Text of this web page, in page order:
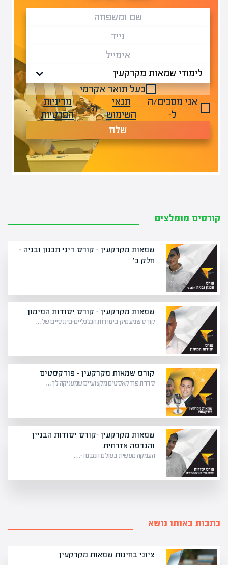
בעל תואר אקדמי
אני מסכים/ה
ל-
תנאי
השימוש
ול-
מדיניות
הפרטיות
.
שלח
קורסים מומלצים
שמאות מקרקעין – קורס דיני תכנון ובניה -
חלק ב'
שמאות מקרקעין – קורס יסודות המימון
קורס שמעמיק ביסודות הכלכליים-פיננסיים של…
קורס שמאות מקרקעין – פודקסטים
סדרת פודקאסטים מקצועיים שמעניקה לך…
שמאות מקרקעין -קורס יסודות הבניין
והנדסה אזרחית
העמקה מעשית בעולם המבנה –…
כתבות באותו נושא
ציוני בחינות שמאות מקרקעין